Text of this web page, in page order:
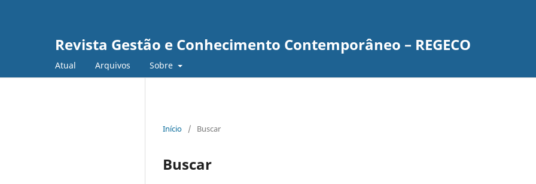
Revista Gestão e Conhecimento Contemporâneo – REGECO
Atual Arquivos Sobre
Início / Buscar
Buscar